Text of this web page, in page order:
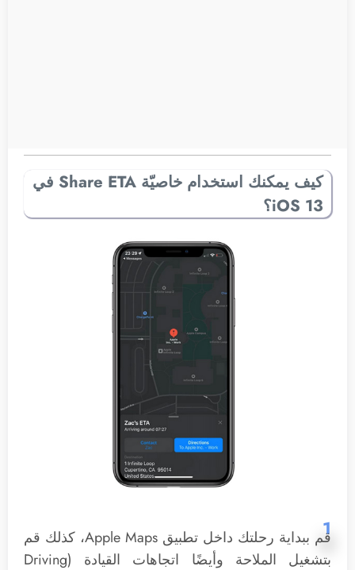
كيف يمكنك استخدام خاصيّة Share ETA في
iOS 13؟
1
قم ببداية رحلتك داخل تطبيق Apple Maps، كذلك قم
بتشغيل الملاحة وأيضًا اتجاهات القيادة (Driving